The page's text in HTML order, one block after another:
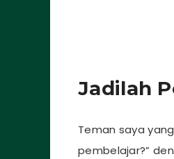
Jadilah
Teman saya
pembelajar?”